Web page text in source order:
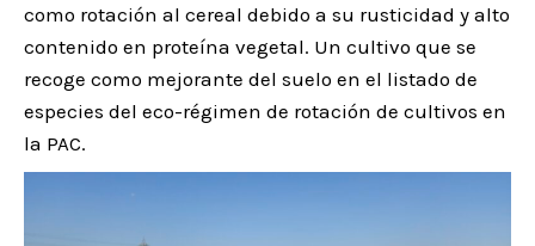
como rotación al cereal debido a su rusticidad y alto
contenido en proteína vegetal. Un cultivo que se
recoge como mejorante del suelo en el listado de
especies del eco-régimen de rotación de cultivos en
la PAC.